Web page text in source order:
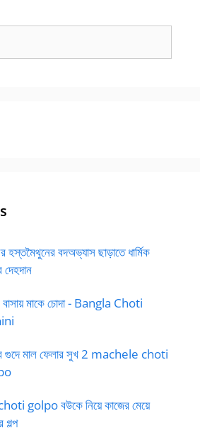
হস্তমৈথুনের বদঅভ্যাস ছাড়াতে ধার্মিক
দেহদান
বাসায় মাকে চোদা - Bangla Choti
গুদে মাল ফেলার সুখ 2 machele choti
golpo বউকে নিয়ে কাজের মেয়ে
গল্প